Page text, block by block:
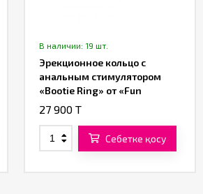
В наличии: 19 шт.
Эрекционное кольцо с
анальным стимулятором
«Bootie Ring» от «Fun
Factory»
27 900 T
Себетке қосу